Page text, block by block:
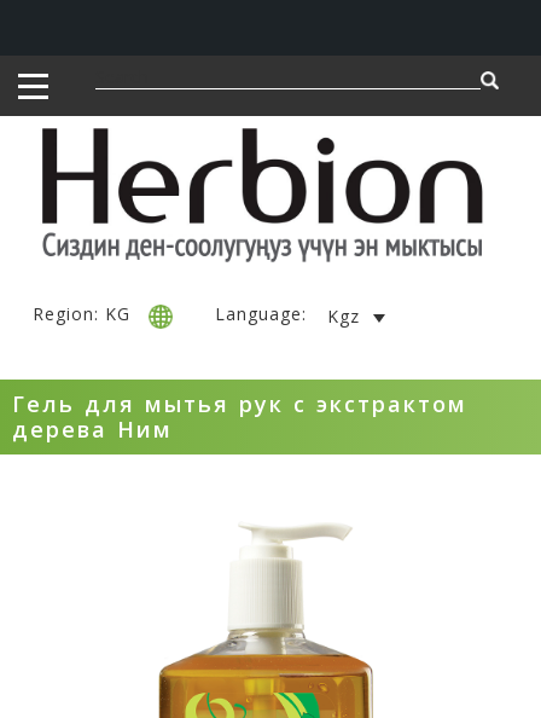
Region: KG Language: Kgz
Гель для мытья рук с экстрактом
дерева Ним